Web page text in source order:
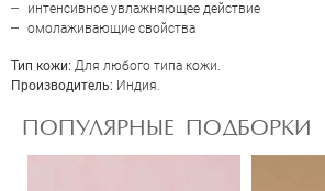
интенсивное увлажняющее действие
омолаживающие свойства
Тип кожи: Для любого типа кожи.
Производитель: Индия.
ПОПУЛЯРНЫЕ ПОДБОРКИ